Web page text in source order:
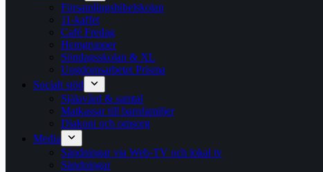
Församlingsbibelskolan
11-kaffet
Café Fredag
Hemgrupper
Söndagsskolan & XL
Ungdomsarbetet Prisma
Socialt stöd
Själavård & samtal
Matkassar till barnfamiljer
Diakoni och omsorg
Media
Sändningar via Web-TV och lokal tv
Sändningar